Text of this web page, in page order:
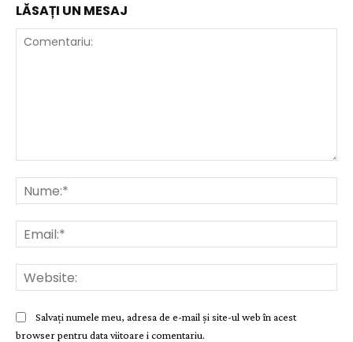
LĂSAȚI UN MESAJ
Salvați numele meu, adresa de e-mail și site-ul web în acest
browser pentru data viitoare i comentariu.